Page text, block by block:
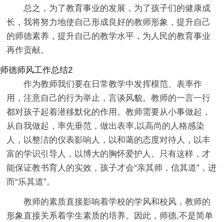
总之，为了教育事业的发展，为了孩子们的健康成
长，我将努力地使自己形成良好的教师形象，提升自己
的师德素养，提升自己的教学水平，为人民的教育事业
再作贡献。
师德师风工作总结2
作为教师我们要在日常教学中发挥模范、表率作
用，注意自己的行为举止，言谈风貌。教师的一言一行
都对孩子起着潜移默化的作用。教师需要从小事做起，
从自我做起，率先垂范，做出表率,以高尚的人格感染
人，以整洁的仪表影响人，以和蔼的态度对待人，以丰
富的学识引导人，以博大的胸怀爱护人。只有这样，才
能保证教书育人的实效，孩子才会“亲其师，信其道”，进
而“乐其道”。
教师的素质直接影响着学校的学风和校风，教师的
形象直接关系着学生素质的培养。因此，师德,不是简单